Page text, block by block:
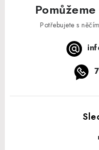
Potřebujete s